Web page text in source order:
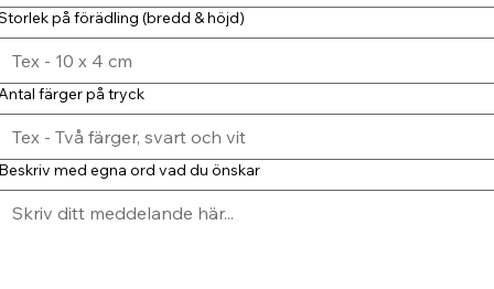
på förädling (bredd & höjd)
färger på tryck
med egna ord vad du önskar